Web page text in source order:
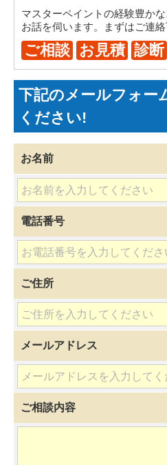
マスターペイントの経験豊か
お話を伺います。まずはご連絡
ご相談 お見積 診断
下記のメールフォー
ください!
お名前
電話番号
ご住所
メールアドレス
ご相談内容